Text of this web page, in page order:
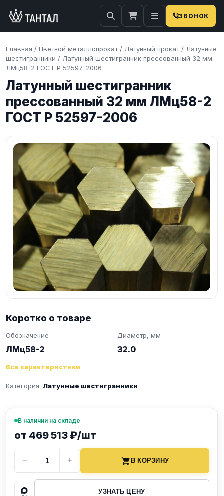
ЗВОНОК
Главная / Цветной металлопрокат / Латунный прокат / Латунные
шестигранники / Латунный шестигранник прессованный 32 мм
ЛМц58-2 ГОСТ Р 52597-2006
Латунный шестигранник
прессованный 32 мм ЛМц58-2
ГОСТ Р 52597-2006
Коротко о товаре
Обозначение
ЛМц58-2
Диаметр, мм
32.0
Все характеристики
Категория: Латунные шестигранники
В наличии на складе
от 469 513 ₽/шт
− + В КОРЗИНУ
УЗНАТЬ ЦЕНУ